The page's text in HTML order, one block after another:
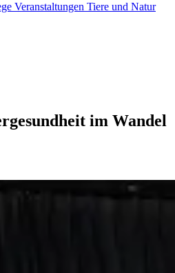
Veranstaltungen Tiere und Natur
im Wandel